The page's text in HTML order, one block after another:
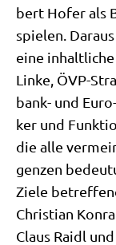
bert Hofer als
spie­len.
eine
Lin­ke, ÖVP-
bank- und
ker und
die alle
gen­zen
Zie­le
Chri­sti­an
Claus Raidl